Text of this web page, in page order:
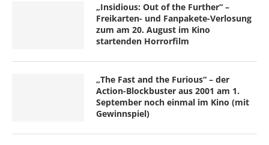
„Insidious: Out of the Further“ –
Freikarten- und Fanpakete-Verlosung
zum am 20. August im Kino
startenden Horrorfilm
„The Fast and the Furious“ – der
Action-Blockbuster aus 2001 am 1.
September noch einmal im Kino (mit
Gewinnspiel)